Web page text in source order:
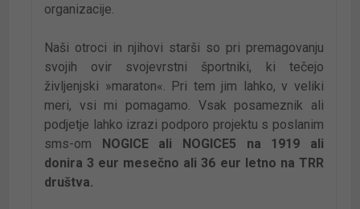
organizacije.
Naši otroci in njihovi starši so pri premagovanju
svojih ovir svojevrstni športniki, ki tečejo
življenjski »maraton«. Pri tem jim lahko, v veliki
meri, vsi mi pomagamo. Vsak posameznik ali
podjetje lahko izrazi podporo projektu s poslanim
sms-om NOGICE ali NOGICE5
na 1919 ali
donira 3 eur mesečno ali 36 eur letno na TRR
društva.